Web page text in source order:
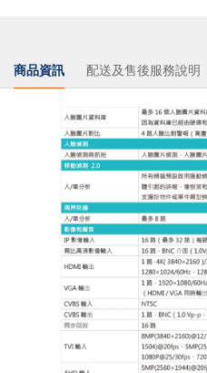
商品資訊 配送及售後服務說明